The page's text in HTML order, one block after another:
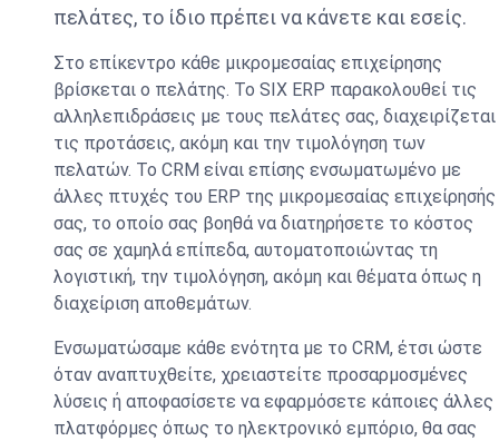
πελάτες, το ίδιο πρέπει να κάνετε και εσείς.
Στο επίκεντρο κάθε μικρομεσαίας επιχείρησης
βρίσκεται ο πελάτης. Το SIX ERP παρακολουθεί τις
αλληλεπιδράσεις με τους πελάτες σας, διαχειρίζεται
τις προτάσεις, ακόμη και την τιμολόγηση των
πελατών. Το CRM είναι επίσης ενσωματωμένο με
άλλες πτυχές του ERP της μικρομεσαίας επιχείρησής
σας, το οποίο σας βοηθά να διατηρήσετε το κόστος
σας σε χαμηλά επίπεδα, αυτοματοποιώντας τη
λογιστική, την τιμολόγηση, ακόμη και θέματα όπως η
διαχείριση αποθεμάτων.
Ενσωματώσαμε κάθε ενότητα με το CRM, έτσι ώστε
όταν αναπτυχθείτε, χρειαστείτε προσαρμοσμένες
λύσεις ή αποφασίσετε να εφαρμόσετε κάποιες άλλες
πλατφόρμες όπως το ηλεκτρονικό εμπόριο, θα σας